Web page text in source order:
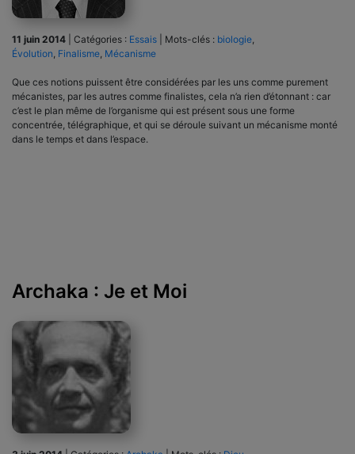
11 juin 2014 Catégories : Essais Mots-clés : biologie
Évolution Finalisme Mécanisme
Que ces notions puissent être considérées par les uns comme purement
mécanistes, par les autres comme finalistes, cela n’a rien d’étonnant : car
c’est le plan même de l’orga­nisme qui est présent sous une forme
concentrée, télégraphi­que, et qui se déroule suivant un mécanisme monté
dans le temps et dans l’espace.
Archaka : Je et Moi